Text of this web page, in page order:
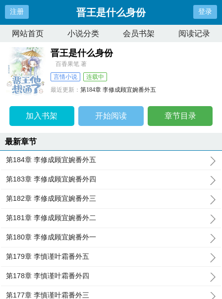
注册 晋王是什么身份 登录
网站首页 小说分类 会员书架 阅读记录
晋王是什么身份
百香果笔 著
言情小说
连载中
最近更新：第184章 李修成顾宜婉番外五
加入书架 开始阅读 章节目录
最新章节
第184章 李修成顾宜婉番外五
第183章 李修成顾宜婉番外四
第182章 李修成顾宜婉番外三
第181章 李修成顾宜婉番外二
第180章 李修成顾宜婉番外一
第179章 李慎谨叶霜番外五
第178章 李慎谨叶霜番外四
第177章 李慎谨叶霜番外三